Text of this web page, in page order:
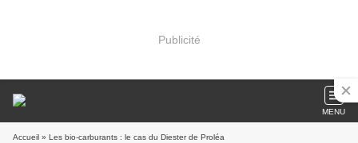
Publicité
MENU
Accueil » Les bio-carburants : le cas du Diester de Proléa